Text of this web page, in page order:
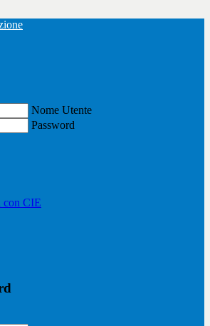
Nome Utente
Password
con CIE